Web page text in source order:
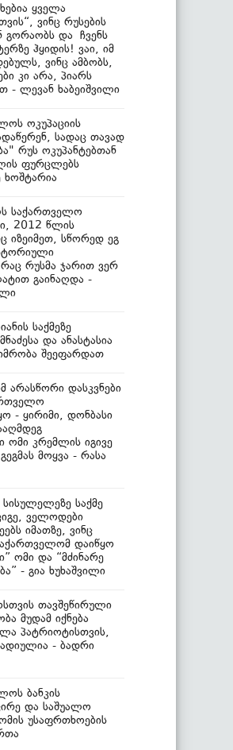
ყველა
ვინც რუსების
გორაობს და ჩვენს
ჰყიდის! ვაი, იმ
ვინც ამბობს,
კი არა, პიარს
- ლევან ხაბეიშვილი
ოკუპაციის
სადაც თავად
რუს ოკუპანტებთან
ფურცლებს
ხოშტარია
საქართველო
2012 წლის
იზეიმეთ, სწორედ ეგ
რუსმა ჯარით ვერ
გაინაღდა -
საქმეზე
და ანასტასია
შეეფარდათ
არასწორი დასკვნები
- ყირიმი, დონბასი
ომი კრემლის იგივე
მოყვა - რასა
სისულელეზე საქმე
ველოდები
იმათზე, ვინც
დაიწყო
ომი და “მძინარე
- გია ხუხაშვილი
თავშეწირული
მუდამ იქნება
პატრიოტისთვის,
- ბადრი
ბანკის
და საშუალო
უსაფრთხოების